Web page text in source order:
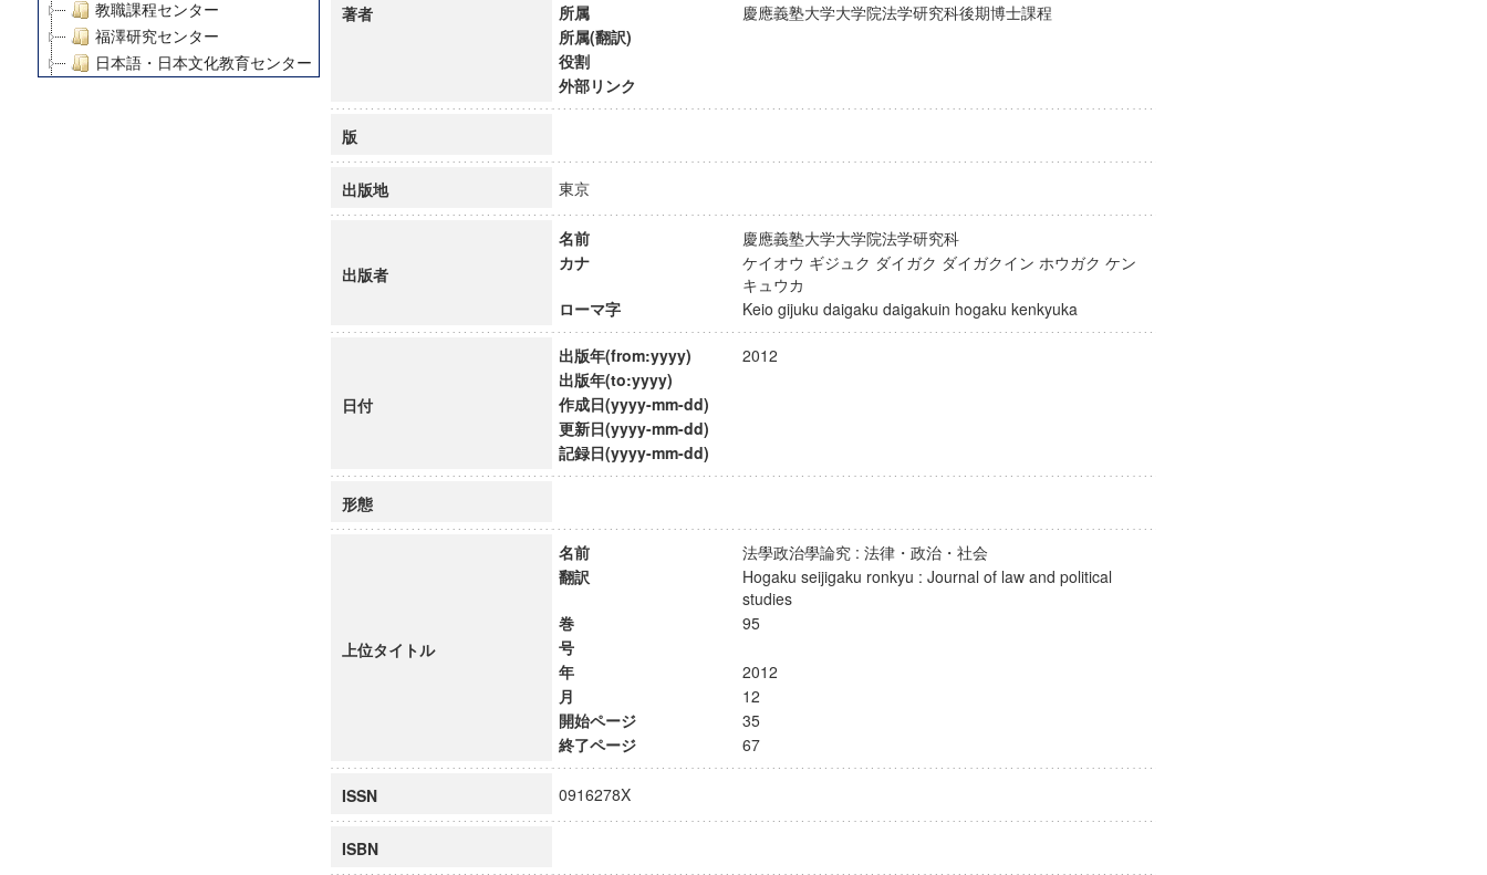
教職課程センター
福澤研究センター
日本語・日本文化教育センター
デジタルメディア・コンテンツ統合研究センター
慶應義塾大学グローバルCOEプログラム市民社会ガバナンス教育研究センター
慶應義塾大学グローバルCOEプログラム論理と感性の先端的教育研究拠点
博士課程教育リーディングプログラム「超成熟社会発展のサイエンス」
著者
所属
慶應義塾大学大学院法学研究科後期博士課程
所属(翻訳)
役割
外部リンク
版
出版地 東京
出版者
名前
慶應義塾大学大学院法学研究科
カナ
ケイオウ ギジュク ダイガク ダイガクイン ホウガク ケン
キュウカ
ローマ字
Keio gijuku daigaku daigakuin hogaku kenkyuka
日付
出版年(from:yyyy)
2012
出版年(to:yyyy)
作成日(yyyy-mm-dd)
更新日(yyyy-mm-dd)
記録日(yyyy-mm-dd)
形態
上位タイトル
名前
法學政治學論究 : 法律・政治・社会
翻訳
Hogaku seijigaku ronkyu : Journal of law and political
studies
巻
95
号
年
2012
月
12
開始ページ
35
終了ページ
67
ISSN 0916278X
ISBN